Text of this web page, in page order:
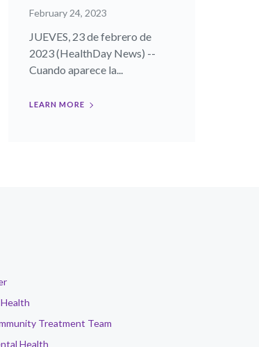
February 24, 2023
JUEVES, 23 de febrero de
2023 (HealthDay News) --
Cuando aparece la...
LEARN MORE
Treatment Team
Health